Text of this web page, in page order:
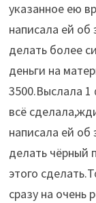
указанное ею
написала ей об
делать более
деньги на
3500.Выслала 1
всё
написала ей об
делать чёрный
этого
сразу на